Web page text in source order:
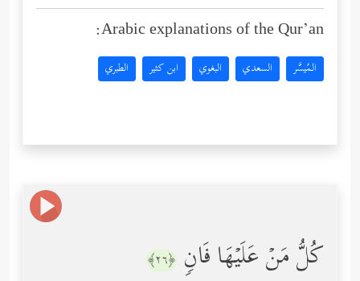
Arabic explanations of the Qur’an:
المُيسَّر السعدي البغوي ابن كثير الطبري
كُلُّ مَنۡ عَلَیۡهَا فَانࣲ ﴿٢٦﴾